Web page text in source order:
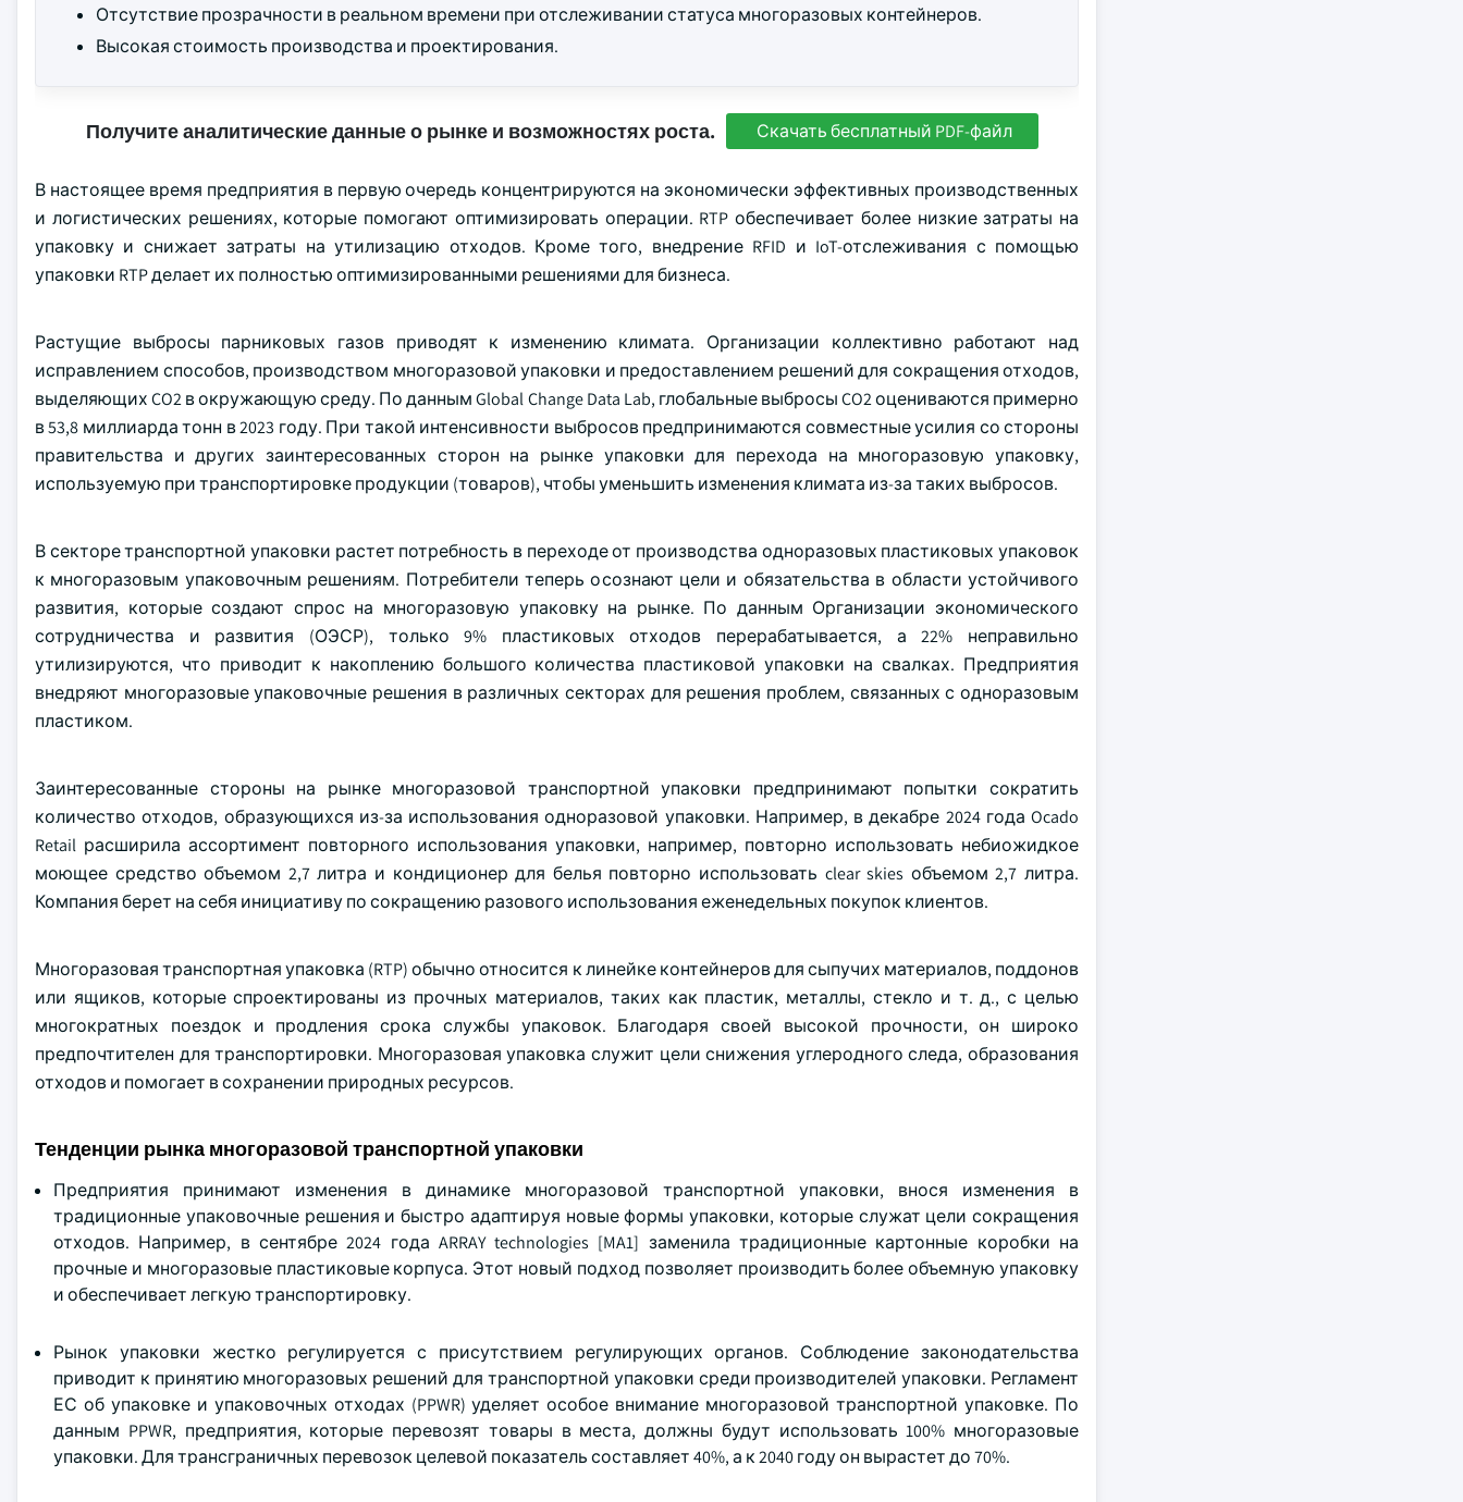
Отсутствие прозрачности в реальном времени при отслеживании статуса многоразовых контейнеров.
Высокая стоимость производства и проектирования.
Получите аналитические данные о рынке и возможностях роста. Скачать бесплатный PDF-файл
В настоящее время предприятия в первую очередь концентрируются на экономически эффективных производственных
и логистических решениях, которые помогают оптимизировать операции. RTP обеспечивает более низкие затраты на
упаковку и снижает затраты на утилизацию отходов. Кроме того, внедрение RFID и IoT-отслеживания с помощью
упаковки RTP делает их полностью оптимизированными решениями для бизнеса.
Растущие выбросы парниковых газов приводят к изменению климата. Организации коллективно работают над
исправлением способов, производством многоразовой упаковки и предоставлением решений для сокращения отходов,
выделяющих CO2 в окружающую среду. По данным Global Change Data Lab, глобальные выбросы CO2 оцениваются примерно
в 53,8 миллиарда тонн в 2023 году. При такой интенсивности выбросов предпринимаются совместные усилия со стороны
правительства и других заинтересованных сторон на рынке упаковки для перехода на многоразовую упаковку,
используемую при транспортировке продукции (товаров), чтобы уменьшить изменения климата из-за таких выбросов.
В секторе транспортной упаковки растет потребность в переходе от производства одноразовых пластиковых упаковок
к многоразовым упаковочным решениям. Потребители теперь осознают цели и обязательства в области устойчивого
развития, которые создают спрос на многоразовую упаковку на рынке. По данным Организации экономического
сотрудничества и развития (ОЭСР), только 9% пластиковых отходов перерабатывается, а 22% неправильно
утилизируются, что приводит к накоплению большого количества пластиковой упаковки на свалках. Предприятия
внедряют многоразовые упаковочные решения в различных секторах для решения проблем, связанных с одноразовым
пластиком.
Заинтересованные стороны на рынке многоразовой транспортной упаковки предпринимают попытки сократить
количество отходов, образующихся из-за использования одноразовой упаковки. Например, в декабре 2024 года Ocado
Retail расширила ассортимент повторного использования упаковки, например, повторно использовать небиожидкое
моющее средство объемом 2,7 литра и кондиционер для белья повторно использовать clear skies объемом 2,7 литра.
Компания берет на себя инициативу по сокращению разового использования еженедельных покупок клиентов.
Многоразовая транспортная упаковка (RTP) обычно относится к линейке контейнеров для сыпучих материалов, поддонов
или ящиков, которые спроектированы из прочных материалов, таких как пластик, металлы, стекло и т. д., с целью
многократных поездок и продления срока службы упаковок. Благодаря своей высокой прочности, он широко
предпочтителен для транспортировки. Многоразовая упаковка служит цели снижения углеродного следа, образования
отходов и помогает в сохранении природных ресурсов.
Тенденции рынка многоразовой транспортной упаковки
Предприятия принимают изменения в динамике многоразовой транспортной упаковки, внося изменения в
традиционные упаковочные решения и быстро адаптируя новые формы упаковки, которые служат цели сокращения
отходов. Например, в сентябре 2024 года ARRAY technologies [MA1] заменила традиционные картонные коробки на
прочные и многоразовые пластиковые корпуса. Этот новый подход позволяет производить более объемную упаковку
и обеспечивает легкую транспортировку.
Рынок упаковки жестко регулируется с присутствием регулирующих органов. Соблюдение законодательства
приводит к принятию многоразовых решений для транспортной упаковки среди производителей упаковки. Регламент
ЕС об упаковке и упаковочных отходах (PPWR) уделяет особое внимание многоразовой транспортной упаковке. По
данным PPWR, предприятия, которые перевозят товары в места, должны будут использовать 100% многоразовые
упаковки. Для трансграничных перевозок целевой показатель составляет 40%, а к 2040 году он вырастет до 70%.